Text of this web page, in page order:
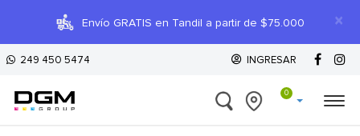
×
Envío GRATIS en Tandil a partir de $75.000
249 450 5474 INGRESAR
0